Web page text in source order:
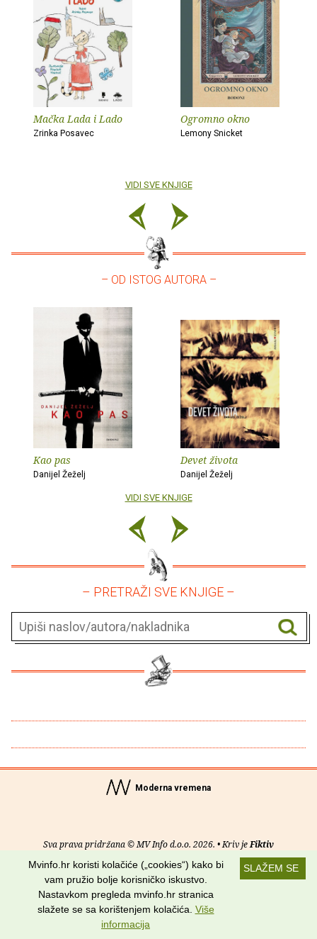
Mačka Lada i Lado
Zrinka Posavec
Ogromno okno
Lemony Snicket
VIDI SVE KNJIGE
– OD ISTOG AUTORA –
Kao pas
Danijel Žeželj
Devet života
Danijel Žeželj
VIDI SVE KNJIGE
– PRETRAŽI SVE KNJIGE –
Moderna vremena
Sva prava pridržana © MV Info d.o.o. 2026. • Kriv jeFiktiv
Uvjeti korištenja RSS kanali
Potraži nas na:
SLAŽEM SE
Mvinfo.hr koristi kolačiće („cookies“) kako bi
vam pružio bolje korisničko iskustvo.
Nastavkom pregleda mvinfo.hr stranica
slažete se sa korištenjem kolačića. Više
informacija